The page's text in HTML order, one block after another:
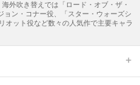
外吹き替えでは「ロード・オブ・ザ・
ョン・コナー役、「スター・ウォーズシ
オット役など数々の人気作で主要キャラ